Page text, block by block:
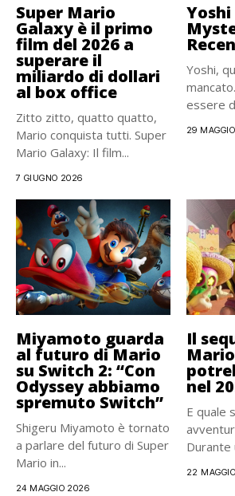
Super Mario
Galaxy è il primo
film del 2026 a
superare il
miliardo di dollari
al box office
Zitto zitto, quatto quatto,
Mario conquista tutti. Super
Mario Galaxy: Il film...
7 GIUGNO 2026
Yoshi,
essere
29
Miyamoto guarda
al futuro di Mario
su Switch 2: “Con
Odyssey abbiamo
spremuto Switch”
Shigeru Miyamoto è tornato
a parlare del futuro di Super
Mario in...
24 MAGGIO 2026
Il
nel
E quale
Durante
22